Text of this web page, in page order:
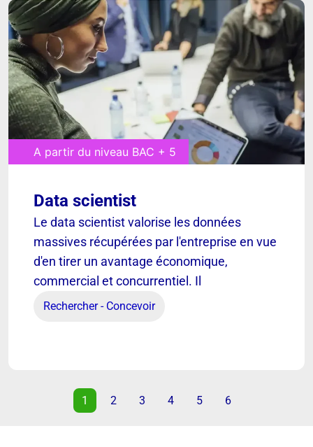
A partir du niveau BAC + 5
Data scientist
Le data scientist valorise les données
massives récupérées par l'entreprise en vue
d'en tirer un avantage économique,
commercial et concurrentiel. Il
Rechercher - Concevoir
[ VOIR ]
Data scientist
1 2 3 4 5 6